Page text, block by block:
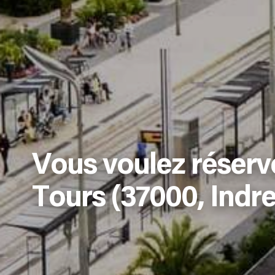
Vous voulez
Tours (37000,